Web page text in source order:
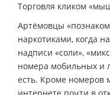
Торговля кликом
Артёмовцы
наркотиками, когда
надписи «соли»,
номера мобильных и
есть. Кроме номеров